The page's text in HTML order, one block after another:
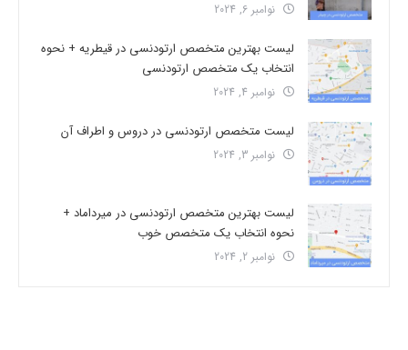
نوامبر 6, 2024
لیست بهترین متخصص ارتودنسی در قیطریه + نحوه
انتخاب یک متخصص ارتودنسی
نوامبر 4, 2024
لیست متخصص ارتودنسی در دروس و اطراف آن
نوامبر 3, 2024
لیست بهترین متخصص ارتودنسی در میرداماد +
نحوه انتخاب یک متخصص خوب
نوامبر 2, 2024